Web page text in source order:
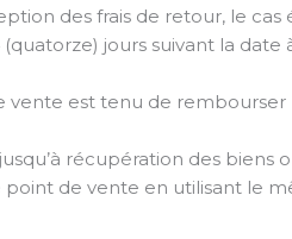
des frais de retour, le
jours suivant la
est tenu de
récupération des biens
de vente en utilisant le